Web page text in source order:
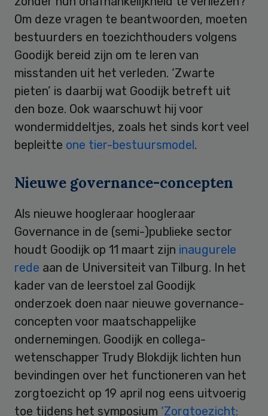
Om deze vragen te beantwoorden, moeten
bestuurders en toezichthouders volgens
Goodijk bereid zijn om te leren van
misstanden uit het verleden. ‘Zwarte
pieten’ is daarbij wat Goodijk betreft uit
den boze. Ook waarschuwt hij voor
wondermiddeltjes, zoals het sinds kort veel
bepleitte one tier-bestuursmodel.
Nieuwe governance-concepten
Als nieuwe hoogleraar hoogleraar
Governance in de (semi-)publieke sector
houdt Goodijk op 11 maart zijn inaugurele
rede aan de Universiteit van Tilburg. In het
kader van de leerstoel zal Goodijk
onderzoek doen naar nieuwe governance-
concepten voor maatschappelijke
ondernemingen. Goodijk en collega-
wetenschapper Trudy Blokdijk lichten hun
bevindingen over het functioneren van het
zorgtoezicht op 19 april nog eens uitvoerig
toe tijdens het symposium ‘Zorgtoezicht: